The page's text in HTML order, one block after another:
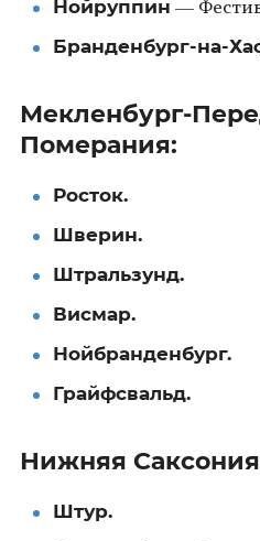
Нойруппин —
Бранденбург-на-
Мекленбург-
Померания:
Росток.
Шверин.
Штральзунд.
Висмар.
Нойбранденбург.
Грайфсвальд.
Нижняя
Штур.